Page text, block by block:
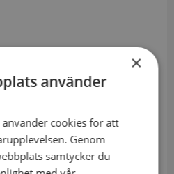
×
använder
cookies för att
Genom
samtycker du